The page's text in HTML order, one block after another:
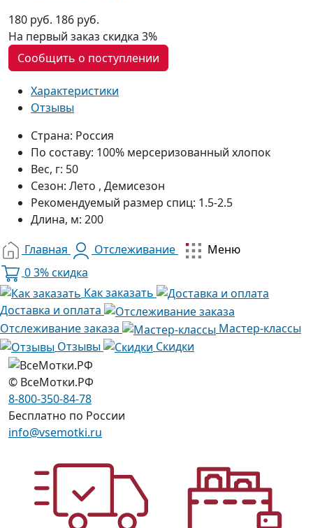
180 руб. 186 руб.
На первый заказ скидка 3%
Сообщить о поступлении
Характеристики
Отзывы
Страна: Россия
По составу: 100% мерсеризованный хлопок
Вес, г: 50
Сезон: Лето , Демисезон
Рекомендуемый размер спиц: 1.5-2.5
Длина, м: 200
Главная
Отслеживание
Меню
03% скидка
Как заказать
Доставка и оплата
Отслеживание заказа
Мастер-классы
Отзывы
Скидки
© ВсеМотки.РФ
8-800-350-84-78
Бесплатно по России
info@vsemotki.ru